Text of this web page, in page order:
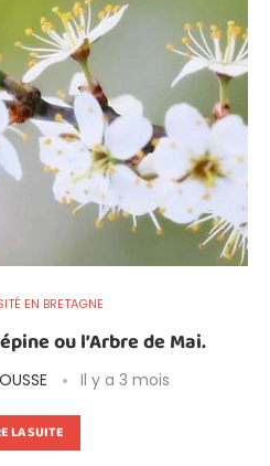
EN BRETAGNE
ou l’Arbre de Mai.
Il y a 3 mois
LA SUITE